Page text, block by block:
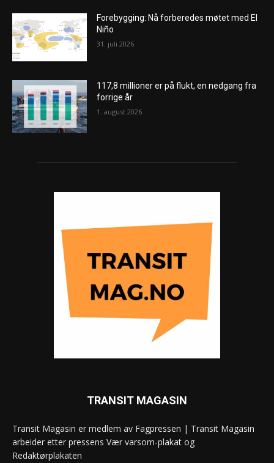
Forebygging: Nå forberedes møtet med El
Niño
31. juli 2026
117,8 millioner er på flukt, en nedgang fra
forrige år
1. august 2026
TRANSIT MAGASIN
Transit Magasin er medlem av Fagpressen | Transit Magasin
arbeider etter pressens Vær varsom-plakat og
Redaktørplakaten